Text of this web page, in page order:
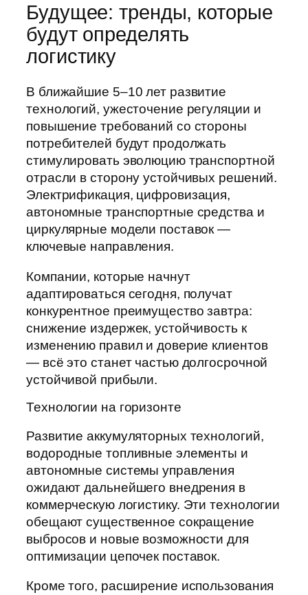
Будущее: тренды, которые
будут определять
логистику
В ближайшие 5–10 лет развитие
технологий, ужесточение регуляции и
повышение требований со стороны
потребителей будут продолжать
стимулировать эволюцию транспортной
отрасли в сторону устойчивых решений.
Электрификация, цифровизация,
автономные транспортные средства и
циркулярные модели поставок —
ключевые направления.
Компании, которые начнут
адаптироваться сегодня, получат
конкурентное преимущество завтра:
снижение издержек, устойчивость к
изменению правил и доверие клиентов
— всё это станет частью долгосрочной
устойчивой прибыли.
Технологии на горизонте
Развитие аккумуляторных технологий,
водородные топливные элементы и
автономные системы управления
ожидают дальнейшего внедрения в
коммерческую логистику. Эти технологии
обещают существенное сокращение
выбросов и новые возможности для
оптимизации цепочек поставок.
Кроме того, расширение использования